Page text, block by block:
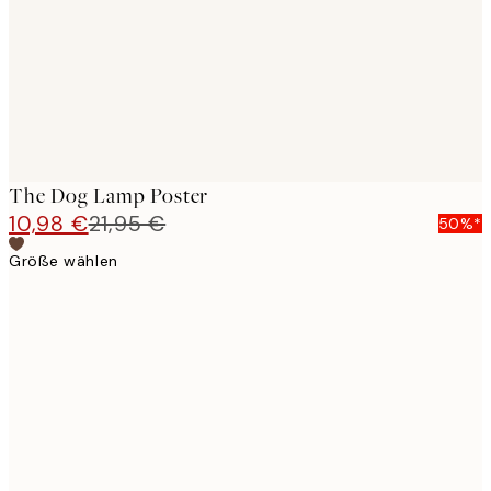
The Dog Lamp Poster
10,98 €21,95 €
50%*
Größe wählen